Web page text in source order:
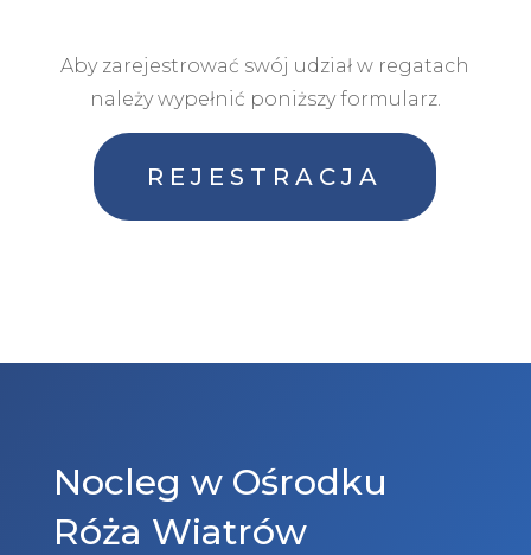
Aby zarejestrować swój udział w regatach
należy wypełnić poniższy formularz.
REJESTRACJA
Nocleg w Ośrodku
Róża Wiatrów